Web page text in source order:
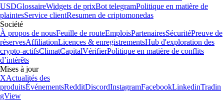
USDGlossaireWidgets de prixBot telegramPolitique en matière de
plaintesService clientResumen de criptomonedas
Société
À propos de nousFeuille de routeEmploisPartenairesSécuritéPreuve de
réservesAffiliationLicences & enregistrementsHub d'exploration des
crypto-actifsClimatCapitalVérifierPolitique en matière de conflits
d’intérêts
Mises à jour
XActualités des
produitsÉvénementsRedditDiscordInstagramFacebookLinkedinTradin
gView